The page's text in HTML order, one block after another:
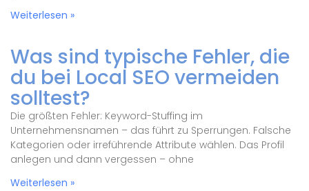
Weiterlesen »
Was sind typische Fehler, die
du bei Local SEO vermeiden
solltest?
Die größten Fehler: Keyword-Stuffing im
Unternehmensnamen – das führt zu Sperrungen. Falsche
Kategorien oder irreführende Attribute wählen. Das Profil
anlegen und dann vergessen – ohne
Weiterlesen »